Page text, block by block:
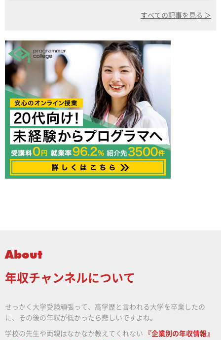
すべての記事を見る ＞
About
年収チャンネルについて
せっかく大学受験頑張って、高学歴と言われる大学を卒業したの
に、その後の年収が低かったら悲しいですよね。
学校の先生や両親はなかなか教えてくれない
『企業別の年収情報』